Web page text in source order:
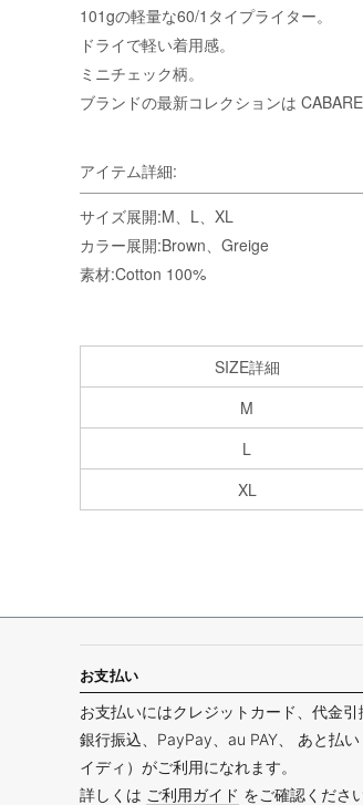
101gの軽量な60/1タイプライター。
ドライで軽い着用感。
ミニチェック柄。
ブランドの最新コレクションは
アイテム詳細:
サイズ展開:M、L、XL
カラー展開:Brown、Greige
素材:Cotton 100%
SIZE詳細
M
L
XL
お支払い
お支払いにはクレジットカード、代金引
銀行振込、PayPay、au PAY、 あと払
イディ）がご利用になれます。
詳しくは ご利用ガイド をご確認ください